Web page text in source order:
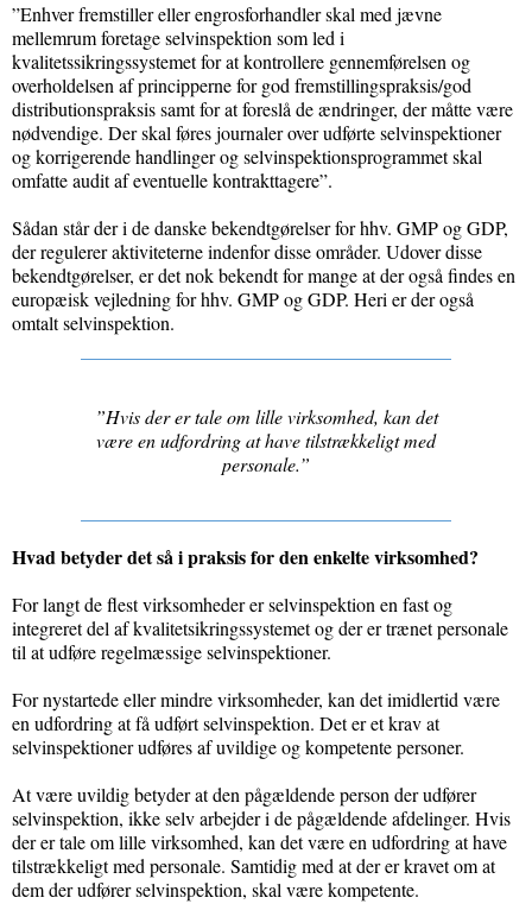
”Enhver fremstiller eller engrosforhandler skal med jævne
mellemrum foretage selvinspektion som led i
kvalitetssikringssystemet for at kontrollere gennemførelsen og
overholdelsen af principperne for god fremstillingspraksis/god
distributionspraksis samt for at foreslå de ændringer, der måtte være
nødvendige. Der skal føres journaler over udførte selvinspektioner
og korrigerende handlinger og selvinspektionsprogrammet skal
omfatte audit af eventuelle kontrakttagere”.
Sådan står der i de danske bekendtgørelser for hhv. GMP og GDP,
der regulerer aktiviteterne indenfor disse områder. Udover disse
bekendtgørelser, er det nok bekendt for mange at der også findes en
europæisk vejledning for hhv. GMP og GDP. Heri er der også
omtalt selvinspektion.
”Hvis der er tale om lille virksomhed, kan det
være en udfordring at have tilstrækkeligt med
personale.”
Hvad betyder det så i praksis for den enkelte virksomhed?
For langt de flest virksomheder er selvinspektion en fast og
integreret del af kvalitetsikringssystemet og der er trænet personale
til at udføre regelmæssige selvinspektioner.
For nystartede eller mindre virksomheder, kan det imidlertid være
en udfordring at få udført selvinspektion. Det er et krav at
selvinspektioner udføres af uvildige og kompetente personer.
At være uvildig betyder at den pågældende person der udfører
selvinspektion, ikke selv arbejder i de pågældende afdelinger. Hvis
der er tale om lille virksomhed, kan det være en udfordring at have
tilstrækkeligt med personale. Samtidig med at der er kravet om at
dem der udfører selvinspektion, skal være kompetente.